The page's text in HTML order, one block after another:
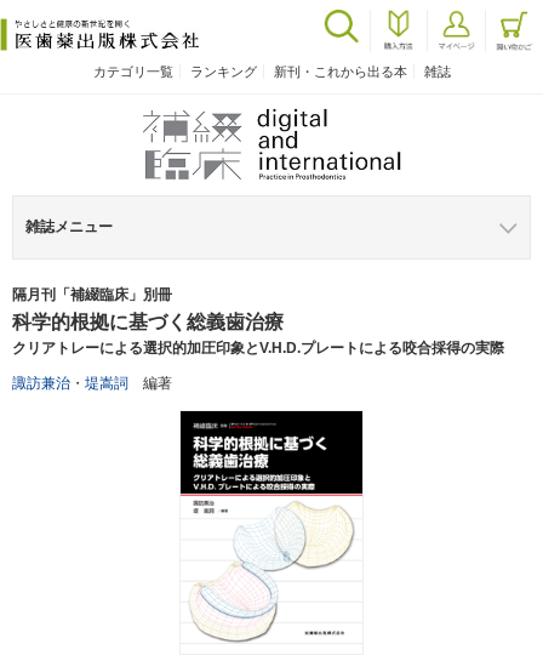
カテゴリ一覧 ランキング 新刊・これから出る本 雑誌
雑誌メニュー
隔月刊「補綴臨床」別冊
科学的根拠に基づく総義歯治療
クリアトレーによる選択的加圧印象とV.H.D.プレートによる咬合採得の実際
諏訪兼治 ・ 堤嵩詞 編著